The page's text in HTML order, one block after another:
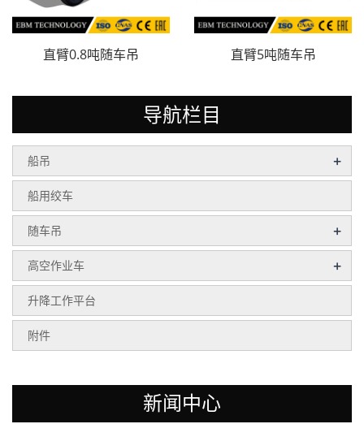
直臂0.8吨随车吊 直臂5吨随车吊
导航栏目
船吊 +
船用绞车
随车吊 +
高空作业车 +
升降工作平台
附件
新闻中心